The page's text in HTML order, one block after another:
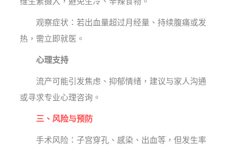
观察症状：若出血量超过月经量、持续腹痛或发
热，需立即就医。
心理支持
流产可能引发焦虑、抑郁情绪，建议与家人沟通
或寻求专业心理咨询。
三、风险与预防
手术风险：子宫穿孔、感染、出血等，但发生率